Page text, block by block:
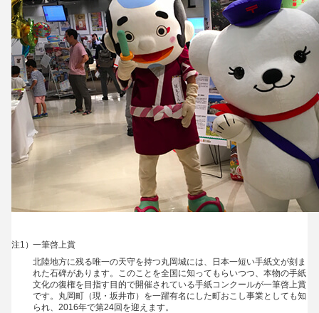
注1）一筆啓上賞
北陸地方に残る唯一の天守を持つ丸岡城には、日本一短い手紙文が刻ま
れた石碑があります。このことを全国に知ってもらいつつ、本物の手紙
文化の復権を目指す目的で開催されている手紙コンクールが一筆啓上賞
です。丸岡町（現・坂井市）を一躍有名にした町おこし事業としても知
られ、2016年で第24回を迎えます。